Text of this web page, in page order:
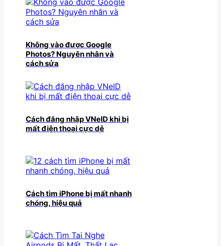
Không vào được Google
Photos? Nguyên nhân và
cách sửa
Cách đăng nhập VNeID khi bị
mất điện thoại cực dễ
Cách tìm iPhone bị mất nhanh
chóng, hiệu quả